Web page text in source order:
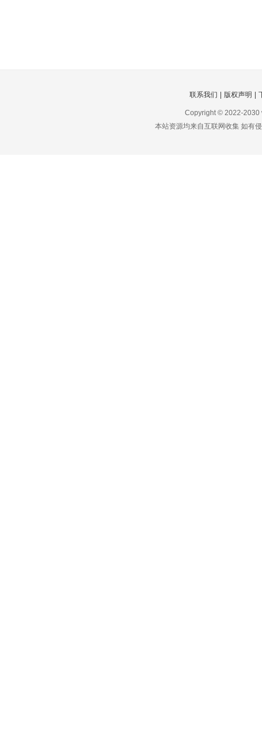
联系我们 版权声明
Copyright © 2022-2030
本站资源均来自互联网收集 如有